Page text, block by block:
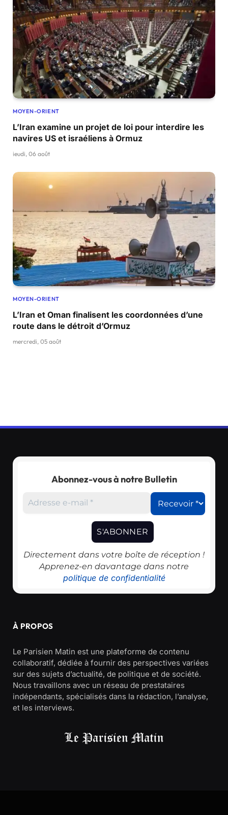
MOYEN-ORIENT
L’Iran examine un projet de loi pour interdire les
navires US et israéliens à Ormuz
jeudi, 06 août
MOYEN-ORIENT
L’Iran et Oman finalisent les coordonnées d’une
route dans le détroit d’Ormuz
mercredi, 05 août
Abonnez-vous à notre Bulletin
Directement dans votre boîte de réception !
Apprenez-en davantage dans notre
politique de confidentialité
À PROPOS
Le Parisien Matin est une plateforme de contenu
collaboratif, dédiée à fournir des perspectives variées
sur des sujets d’actualité, de politique et de société.
Nous travaillons avec un réseau de prestataires
indépendants, spécialisés dans la rédaction, l’analyse,
et les interviews.